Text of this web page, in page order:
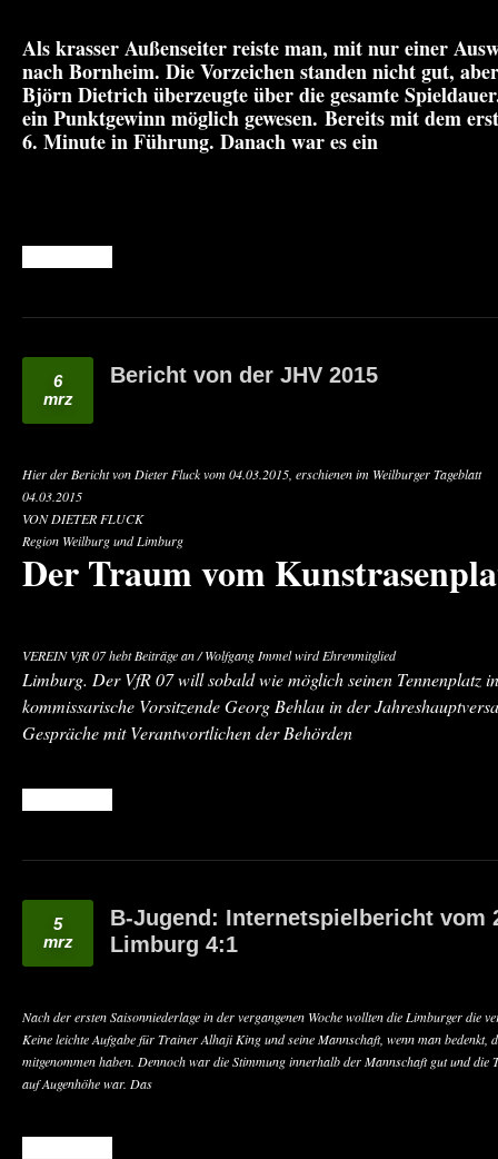
Als krasser Außenseiter reiste man, mit nur einer
nach Bornheim. Die Vorzeichen standen nicht gut,
Björn Dietrich überzeugte über die gesamte
ein Punktgewinn möglich gewesen. Bereits mit dem
6. Minute in Führung. Danach war es ein
6
mrz
Bericht von der JHV 2015
Hier der Bericht von Dieter Fluck vom 04.03.2015, erschienen im Weilburger Tageblatt
04.03.2015
VON DIETER FLUCK
Region Weilburg und Limburg
Der Traum vom
VEREIN VfR 07 hebt Beiträge an / Wolfgang Immel wird Ehrenmitglied
Limburg. Der VfR 07 will sobald wie möglich seinen Tennenplatz
kommissarische Vorsitzende Georg Behlau in der
Gespräche mit Verantwortlichen der Behörden
5
mrz
B-Jugend: Internetspielbericht vom
Limburg 4:1
Nach der ersten Saisonniederlage in der vergangenen Woche wollten die Limburger die
Keine leichte Aufgabe für Trainer Alhaji King und seine Mannschaft, wenn man bedenkt,
mitgenommen haben. Dennoch war die Stimmung innerhalb der Mannschaft gut und
auf Augenhöhe war. Das